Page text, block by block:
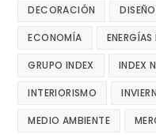
DECORACIÓN
ECONOMÍA ENERGÍAS
GRUPO INDEX INDEX
INTERIORISMO
MEDIO AMBIENTE